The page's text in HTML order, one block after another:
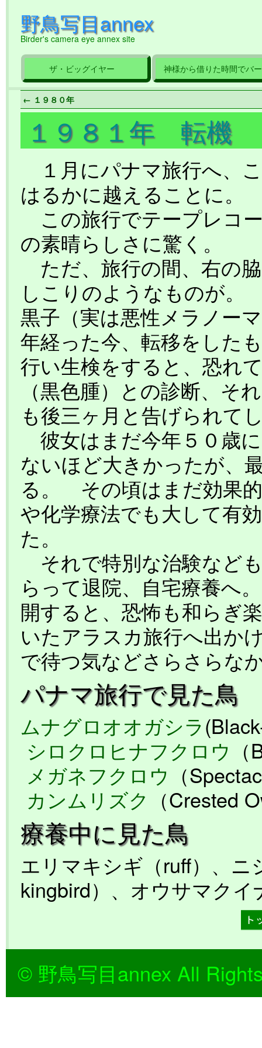
野鳥写目annex
Birder's camera eye annex site
ザ・ビッグイヤー 神様から借りた時間でバ
← １９８０年
１９８１年 転機
１月にパナマ旅行へ、
はるかに越えることに。
この旅行でテープレコ
の素晴らしさに驚く。
ただ、旅行の間、右の
しこりのようなものが
黒子（実は悪性メラノー
年経った今、転移をした
行い生検をすると、恐れ
（黒色腫）との診断、そ
も後三ヶ月と告げられて
彼女はまだ今年５０歳
ないほど大きかったが、
る。 その頃はまだ効果
や化学療法でも大して有
た。
それで特別な治験など
らって退院、自宅療養へ
開すると、恐怖も和らぎ
いたアラスカ旅行へ出か
で待つ気などさらさらな
パナマ旅行で見た鳥
ムナグロオオガシラ
シロクロヒナフクロウ
メガネフクロウ （
カンムリズク （Crested
療養中に見た鳥
エリマキシギ（ruff）、
kingbird）、オウサマクイ
© 野鳥写目annex All